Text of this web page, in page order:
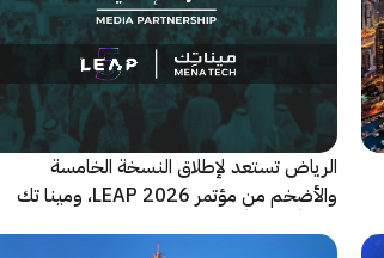
الرياض تستعد لإطلاق النسخة الخامسة
والأضخم من مؤتمر LEAP 2026، ومينا تك